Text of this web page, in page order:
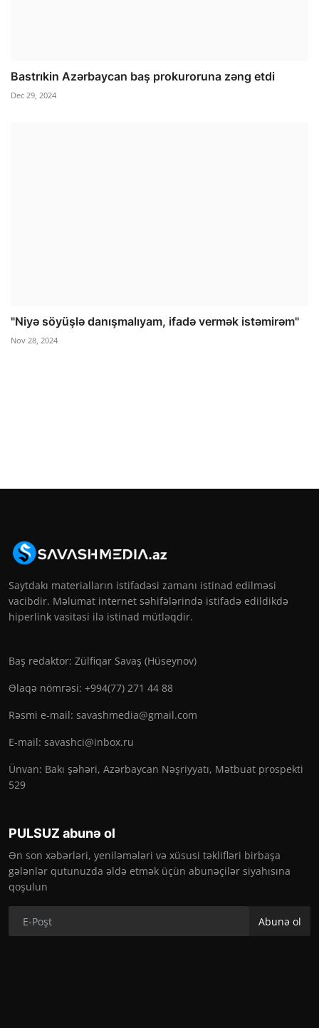
Bastrıkin Azərbaycan baş prokuroruna zəng etdi
Dec 29, 2024
"Niyə söyüşlə danışmalıyam, ifadə vermək istəmirəm"
Nov 28, 2024
Saytdakı materialların istifadəsi zamanı istinad edilməsi
vacibdir. Məlumat internet səhifələrində istifadə edildikdə
hiperlink vasitəsi ilə istinad mütləqdir.
Baş redaktor: Zülfiqar Savaş (Hüseynov)
Əlaqə nömrəsi: +994(77) 271 44 88
Rəsmi e-mail: savashmedia@gmail.com
E-mail: savashci@inbox.ru
Ünvan: Bakı şəhəri, Azərbaycan Nəşriyyatı, Mətbuat prospekti
529
PULSUZ abunə ol
Ən son xəbərləri, yeniləmələri və xüsusi təklifləri birbaşa
gələnlər qutunuzda əldə etmək üçün abunəçilər siyahısına
qoşulun
Abunə ol